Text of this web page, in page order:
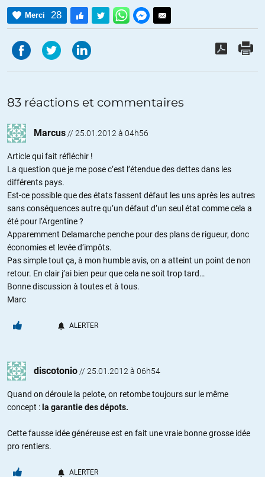
Merci 28
83 réactions et commentaires
Marcus// 25.01.2012 à 04h56
Article qui fait réfléchir !
La question que je me pose c’est l’étendue des dettes dans les
différents pays.
Est-ce possible que des états fassent défaut les uns après les autres
sans conséquences autre qu’un défaut d’un seul état comme cela a
été pour l’Argentine ?
Apparemment Delamarche penche pour des plans de rigueur, donc
économies et levée d’impôts.
Pas simple tout ça, à mon humble avis, on a atteint un point de non
retour. En clair j’ai bien peur que cela ne soit trop tard…
Bonne discussion à toutes et à tous.
Marc
ALERTER
discotonio// 25.01.2012 à 06h54
Quand on déroule la pelote, on retombe toujours sur le même
concept : la garantie des dépots.
Cette fausse idée généreuse est en fait une vraie bonne grosse idée
pro rentiers.
ALERTER